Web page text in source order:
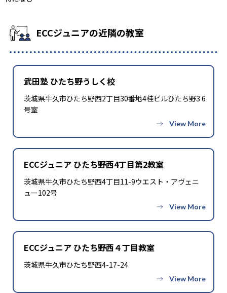
ECCジュニアの近隣の教室
武田塾 ひたち野うしく校
茨城県牛久市ひたち野西2丁目30番地4桂ビルひたち野3 6
号室
ECCジュニア ひたち野西4丁目第2教室
茨城県牛久市ひたち野西4丁目11-9ウエスト・アヴェニ
ュー102号
ECCジュニア ひたち野西４丁目教室
茨城県牛久市ひたち野西4-17-24